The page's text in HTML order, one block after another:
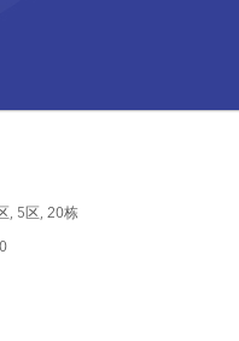
, 5区, 20栋